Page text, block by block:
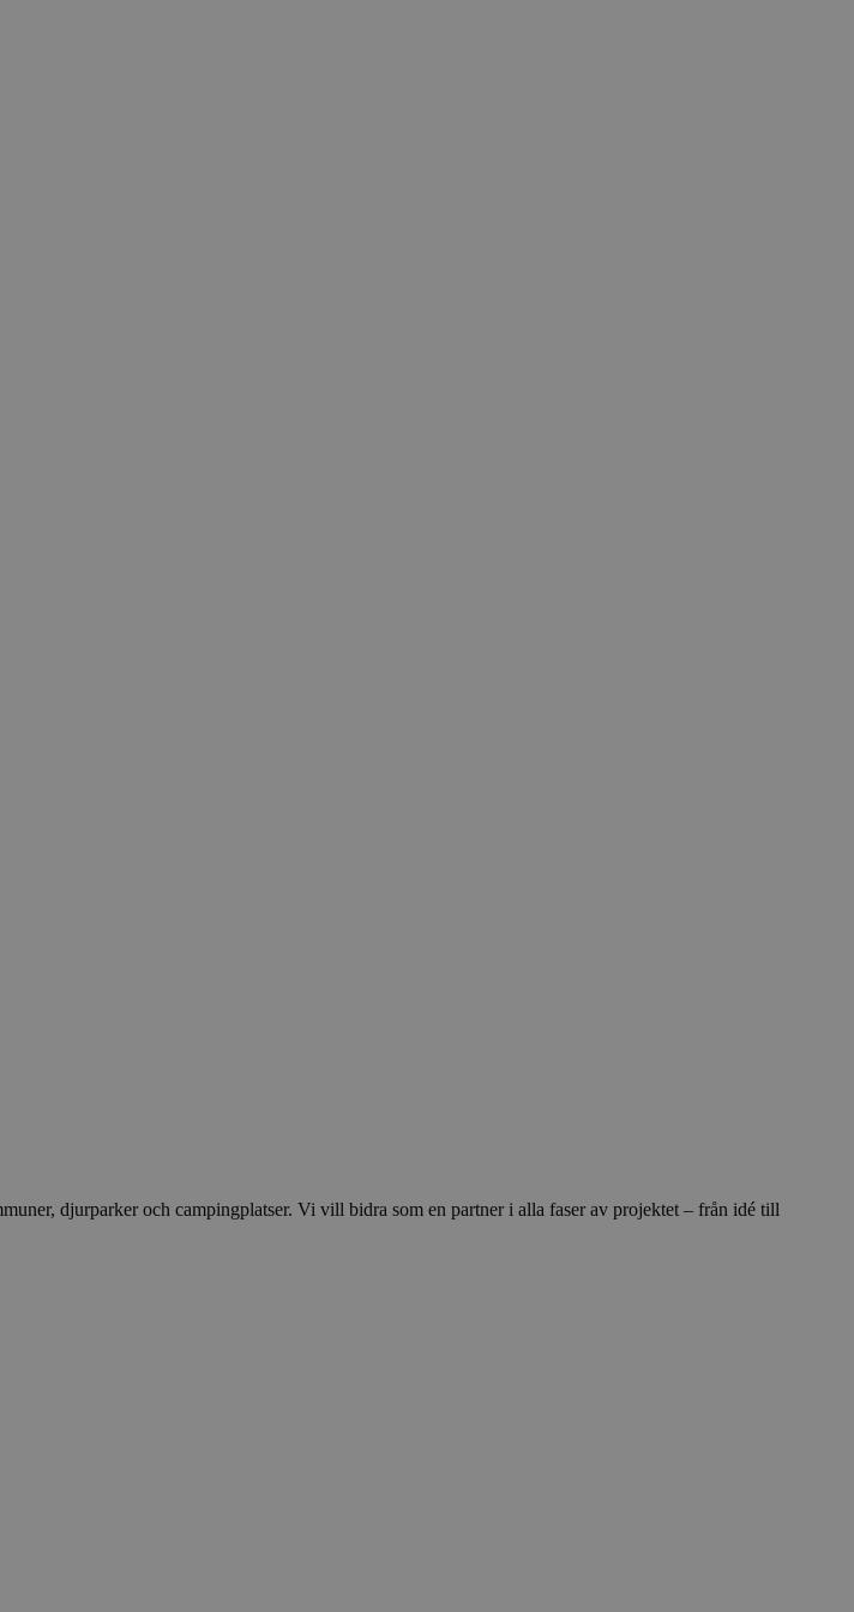
djurparker och campingplatser. Vi vill bidra som en partner i alla faser av projektet – från idé till